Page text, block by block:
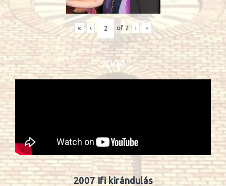
« ‹ of 2 › »
2008
2007 Ifi kirándulás